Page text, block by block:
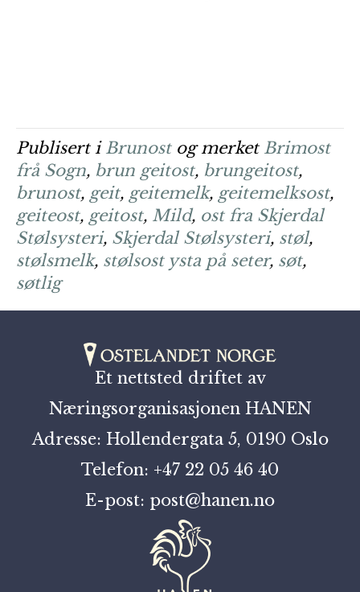
Publisert i Brunostog merket Brimost
frå Sogn, brun geitost, brungeitost,
brunost, geit, geitemelk, geitemelksost,
geiteost, geitost, Mild, ost fra Skjerdal
Stølsysteri, Skjerdal Stølsysteri, støl,
stølsmelk, stølsost ysta på seter, søt,
søtlig
Et nettsted driftet av
Næringsorganisasjonen HANEN
Adresse: Hollendergata 5, 0190 Oslo
Telefon: +47 22 05 46 40
E-post: post@hanen.no